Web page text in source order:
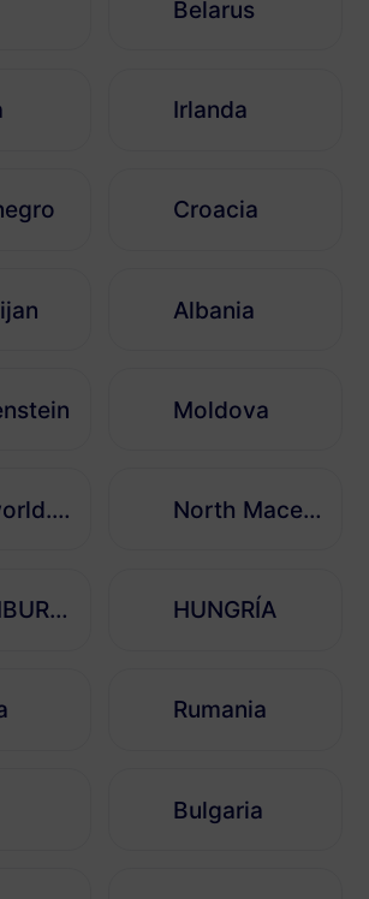
Belarus
Irlanda
Croacia
Albania
Moldova
Maltaworld. kgm North Macedonia
LUXEMBURGO HUNGRÍA
Rumania
Bulgaria